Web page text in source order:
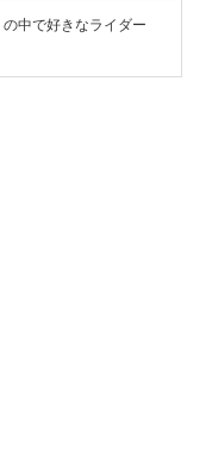
の中で好きなライダー